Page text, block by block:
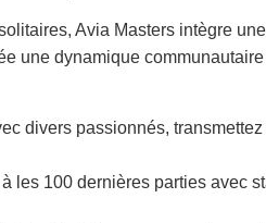
Avia Masters intègre
une dynamique
divers passionnés,
les 100 dernières parties avec